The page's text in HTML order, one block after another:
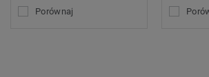
Porównaj